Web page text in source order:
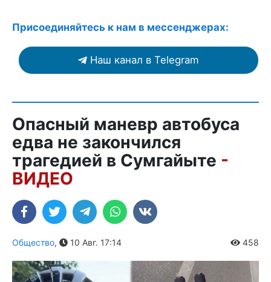
Присоединяйтесь к нам в мессенджерах:
Наш канал в Telegram
Опасный маневр автобуса
едва не закончился
трагедией в Сумгайыте -
ВИДЕО
Общество, 10 Авг. 17:14 458